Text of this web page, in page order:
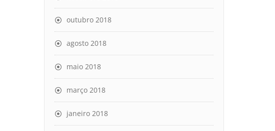
outubro 2018
agosto 2018
maio 2018
março 2018
janeiro 2018